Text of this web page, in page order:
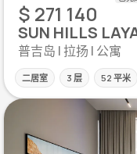
$ 271 140
SUN HILLS
普吉岛 | 拉扬 | 公寓
二居室 3 层 52 平米